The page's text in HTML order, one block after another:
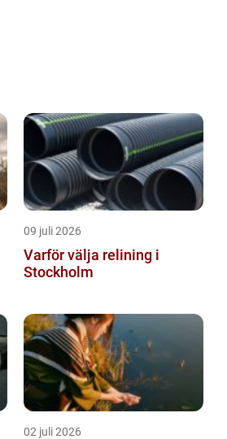
09 juli 2026
Varför välja relining i
Stockholm
02 juli 2026